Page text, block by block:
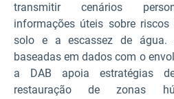
transmitir cenários
informações úteis sobre
solo e a escassez de água.
baseadas em dados com o
a DAB apoia estratégias
restauração de zonas